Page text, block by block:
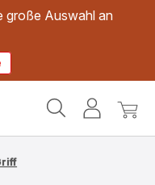
große Auswahl an
Mein
Mein